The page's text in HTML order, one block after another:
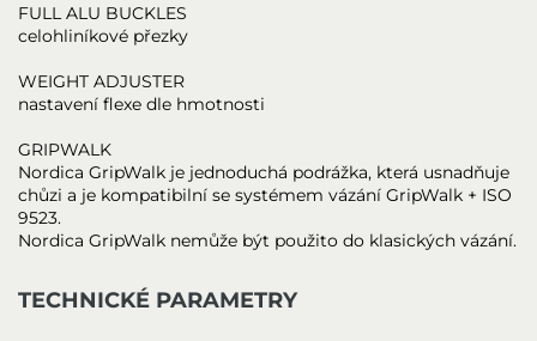
FULL ALU BUCKLES
celohliníkové přezky
WEIGHT ADJUSTER
nastavení flexe dle hmotnosti
GRIPWALK
Nordica GripWalk je jednoduchá podrážka, která usnadňuje
chůzi a je kompatibilní se systémem vázání GripWalk + ISO
9523.
Nordica GripWalk nemůže být použito do klasických vázání.
TECHNICKÉ PARAMETRY